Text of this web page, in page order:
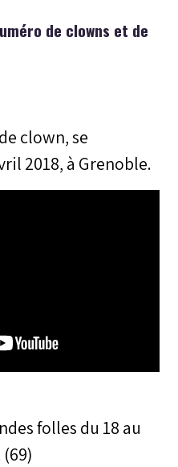
de clowns et de
clown, se
2018, à Grenoble.
folles du 18 au